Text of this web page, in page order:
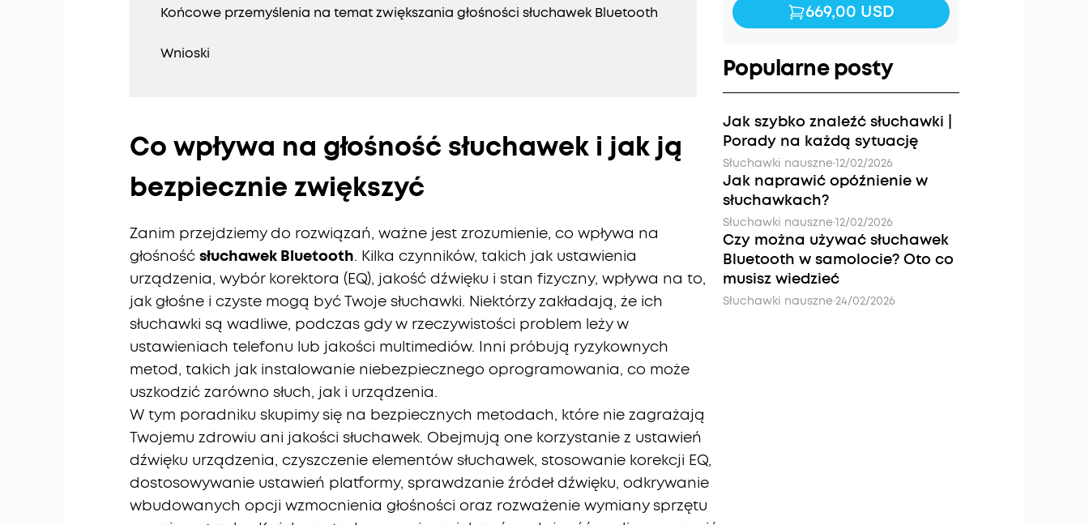
Końcowe przemyślenia na temat zwiększania głośności słuchawek Bluetooth
Wnioski
Co wpływa na głośność słuchawek i jak ją
bezpiecznie zwiększyć
Zanim przejdziemy do rozwiązań, ważne jest zrozumienie, co wpływa na
głośność słuchawek Bluetooth. Kilka czynników, takich jak ustawienia
urządzenia, wybór korektora (EQ), jakość dźwięku i stan fizyczny, wpływa na to,
jak głośne i czyste mogą być Twoje słuchawki. Niektórzy zakładają, że ich
słuchawki są wadliwe, podczas gdy w rzeczywistości problem leży w
ustawieniach telefonu lub jakości multimediów. Inni próbują ryzykownych
metod, takich jak instalowanie niebezpiecznego oprogramowania, co może
uszkodzić zarówno słuch, jak i urządzenia.
W tym poradniku skupimy się na bezpiecznych metodach, które nie zagrażają
Twojemu zdrowiu ani jakości słuchawek. Obejmują one korzystanie z ustawień
dźwięku urządzenia, czyszczenie elementów słuchawek, stosowanie korekcji EQ,
dostosowywanie ustawień platformy, sprawdzanie źródeł dźwięku, odkrywanie
wbudowanych opcji wzmocnienia głośności oraz rozważenie wymiany sprzętu
669,00 USD
669,00 USD
Popularne posty
Jak szybko znaleźć słuchawki |
Porady na każdą sytuację
Słuchawki nauszne·12/02/2026
Jak naprawić opóźnienie w
słuchawkach?
Słuchawki nauszne·12/02/2026
Czy można używać słuchawek
Bluetooth w samolocie? Oto co
musisz wiedzieć
Słuchawki nauszne·24/02/2026